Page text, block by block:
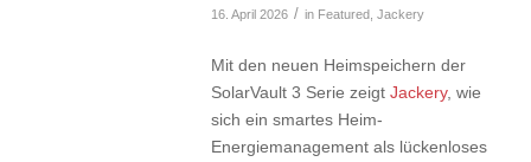
16. April 2026 / in Featured, Jackery
Mit den neuen Heimspeichern der
SolarVault 3 Serie zeigt Jackery, wie
sich ein smartes Heim-
Energiemanagement als lückenloses